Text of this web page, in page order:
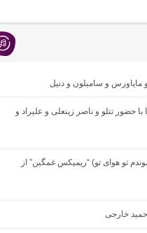
دیجی علیرضا با حضور تتلو و ناصر زینعلی و علیراد و
تو هوای تو) “ریمیکس غمگین” از
خارجی